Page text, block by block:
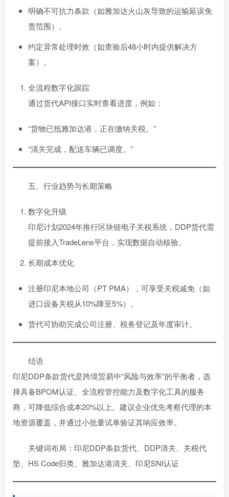
明确不可抗力条款（如雅加达火山灰导致的运输延误免
责范围）。
约定异常处理时效（如查验后48小时内提供解决方
案）。
全流程数字化跟踪
通过货代API接口实时查看进度，例如：
“货物已抵雅加达港，正在缴纳关税。”
“清关完成，配送车辆已调度。”
五、行业趋势与长期策略
数字化升级
印尼计划2024年推行区块链电子关税系统，DDP货代需
提前接入TradeLens平台，实现数据自动核验。
长期成本优化
注册印尼本地公司（PT PMA），可享受关税减免（如
进口设备关税从10%降至5%）。
货代可协助完成公司注册、税务登记及年度审计。
结语
印尼DDP条款货代是跨境贸易中“风险与效率”的平衡者，选
择具备BPOM认证、全流程管控能力及数字化工具的服务
商，可降低综合成本20%以上。建议企业优先考察代理的本
地资源覆盖，并通过小批量试单验证其响应效率。
关键词布局：印尼DDP条款货代、DDP清关、关税代
垫、HS Code归类、雅加达港清关、印尼SNI认证